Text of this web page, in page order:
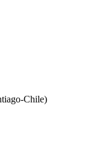
Chile)